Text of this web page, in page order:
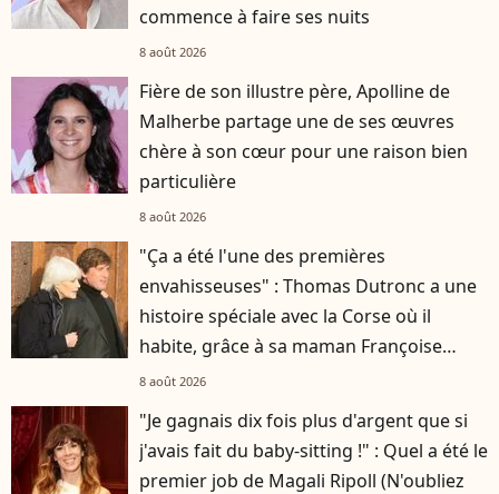
commence à faire ses nuits
8 août 2026
Fière de son illustre père, Apolline de
Malherbe partage une de ses œuvres
chère à son cœur pour une raison bien
particulière
8 août 2026
"Ça a été l'une des premières
envahisseuses" : Thomas Dutronc a une
histoire spéciale avec la Corse où il
habite, grâce à sa maman Françoise
Hardy
8 août 2026
"Je gagnais dix fois plus d'argent que si
j'avais fait du baby-sitting !" : Quel a été le
premier job de Magali Ripoll (N'oubliez